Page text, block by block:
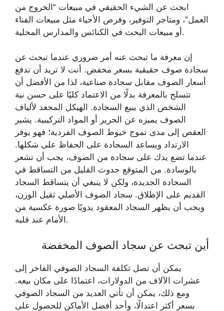
ابحث عن الشيء الحقيقي في مبيعات “الخروج من
العمل”، ومتاجر التوفير، وفرص الأحياء مثل مبيعات الفناء
أو مبيعات البحث في الكنائس والمدارس المحلية.
إن معرفة ما تبحث عنه أمر ضروري عندما تبحث عن
سجادة صوف حقيقية بسعر مخفض. أنت لا تريد أن تدفع
أسعار الصوف مقابل سجادة صناعية، لذا من الأفضل أن
تتسلح بالمعرفة بدلًا من الاعتماد كليًا على حسن نية
الشخص الذي يبيع السجادة. الهيكل المجعد لألياف
الصوف يميزه عن الحرير أو المواد التركيبية. يشير
العقص إلى مدى تموج خيوط الصوف الفردية؛ فهو يوفر
الارتداد ويساعد السجادة على الحفاظ على شكلها.
عندما تضع يدك على سجادة من الصوف، يجب أن تشعر
بالوسادة. من المتوقع حدوث القليل من التساقط في
السجادة الجديدة، ولكن لا ينبغي أن يتساقط السجاد
القديم على الإطلاق. سجاد الصوف الأصلي ثقيل الوزن،
ويجب أن يظهر السجاد المعقود يدويًا صورة عكسية من
الأمام عند قلبه.
أين تبحث عن سجاد الصوف المخفضة
يمكن أن تصل تكلفة السجاد الصوفي الفاخر إلى
عشرات الآلاف من الدولارات، اعتمادًا على مكان بيعه.
ومع ذلك، يمكن أن تأتي العديد من السجاد الصوفي
بسعر أكثر اعتدالًا، وأحد أفضل الأماكن للحصول على